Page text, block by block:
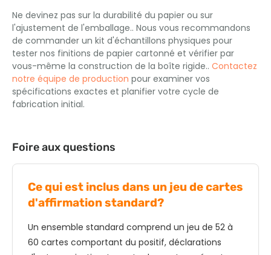
Ne devinez pas sur la durabilité du papier ou sur
l'ajustement de l'emballage.. Nous vous recommandons
de commander un kit d'échantillons physiques pour
tester nos finitions de papier cartonné et vérifier par
vous-même la construction de la boîte rigide.. Contactez
notre équipe de production pour examiner vos
spécifications exactes et planifier votre cycle de
fabrication initial.
Foire aux questions
Ce qui est inclus dans un jeu de cartes
d'affirmation standard?
Un ensemble standard comprend un jeu de 52 à
60 cartes comportant du positif, déclarations